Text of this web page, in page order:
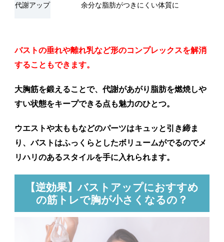
代謝アップ 余分な脂肪がつきにくい体質に
バストの垂れや離れ乳など形のコンプレックスを解消
することもできます。
大胸筋を鍛えることで、代謝があがり脂肪を燃焼しや
すい状態をキープできる点も魅力のひとつ。
ウエストや太ももなどのパーツはキュッと引き締ま
り、バストはふっくらとしたボリュームがでるのでメ
リハリのあるスタイルを手に入れられます。
【逆効果】バストアップにおすすめ
の筋トレで胸が小さくなるの？